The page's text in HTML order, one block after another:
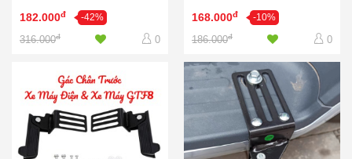
182.000đ -42%
316.000đ 0
168.000đ -10%
186.000đ 0